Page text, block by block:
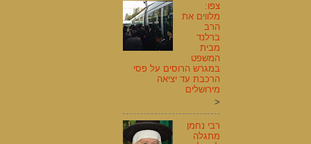
צפו:
מלווים את
הרב
ברלנד
מבית
המשפט
במגרש הרוסים על פסי
הרכבת עד יציאה
מירושלים
<
רבי נחמן
מתגלה